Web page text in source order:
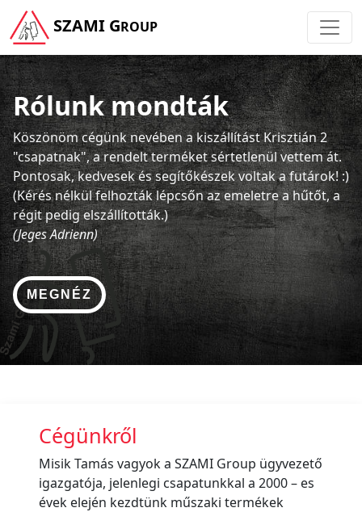
SZAMI GROUP
Rólunk mondták
Köszönöm cégünk nevében a kiszállítást Krisztián 2
"csapatnak", a rendelt terméket sértetlenül vettem át.
Pontosak, kedvesek és segítőkészek voltak a futárok! :)
(Kérés nélkül felhozták lépcsőn az emeletre a hűtőt, a
régit pedig elszállították.)
(Jeges Adrienn)
MEGNÉZ
Cégünkről
Misik Tamás vagyok a SZAMI Group ügyvezető
igazgatója, jelenlegi csapatunkkal a 2000 – es
évek elején kezdtünk műszaki termékek